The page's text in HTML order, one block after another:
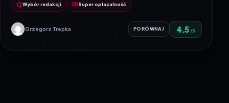
Wybór redakcji Super opłacalność
Grzegorz Trepka PORÓWNAJ 4.5 /5